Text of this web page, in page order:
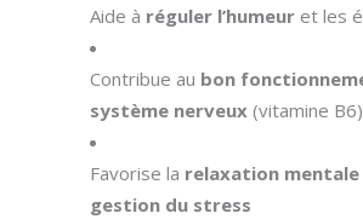
Aide à réguler l’humeur et les
Contribue au bon
système nerveux (vitamine B6)
Favorise la relaxation mentale
gestion du stress